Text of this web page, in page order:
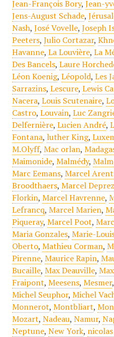
Jean-François Bory, Jean-
Jens-August Schade,
Nash, José Vovelle, Joseph
Peeters, Julio Cortazar,
Havanne, La Louvière, La
Des Bancels, Laure
Léon Koenig, Léopold, Les
Sarrazins, Lescure, Lewis
Nacera, Louis Scutenaire,
Castro, Louvain, Luc
Delfernière, Lucien André,
Fontana, luther King,
M.Olyff, Mac orlan,
Maimonide, Malmédy,
Marc Eemans, Marcel
Broodthaers, Marcel Deprez
Florkin, Marcel Havrenne,
Lefrancq, Marcel Marien,
Piqueray, Marcel Poot,
Maria Gonzales, Marie-
Oberto, Mathieu Corman,
Pirenne, Maurice Rapin,
Bucaille, Max Deauville,
Fraipont, Meesens, Mesmer,
Michel Seuphor, Michel
Monnerot, Montbliart,
Mozart, Nadeau, Namur,
Neptune, New York,